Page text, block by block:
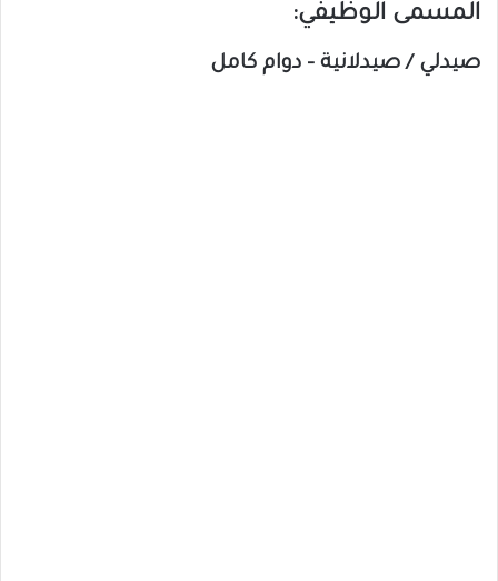
المسمى الوظيفي:
صيدلي / صيدلانية – دوام كامل